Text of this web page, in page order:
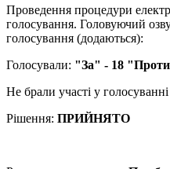
Проведення процедури
голосування. Головуючий
голосування (додаються):
Голосували: "За" - 18
Не брали участі у
Рішення: ПРИЙНЯТО